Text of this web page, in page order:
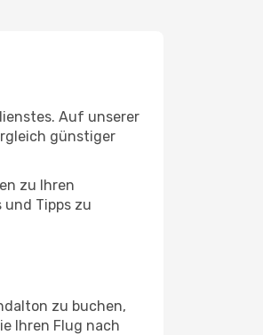
Auf unserer
günstiger
zu Ihren
und Tipps zu
zu buchen,
Ihren Flug nach